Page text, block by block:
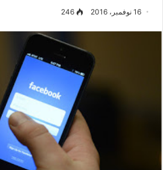
16 نوفمبر، 2016 246